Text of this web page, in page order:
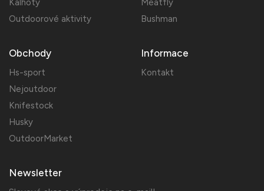
Kalhoty
Outdoorové aktivity
Meatfly
Bushman
Obchody
Hs-sport
Nejoutdoor
Knifestock
Husky
OutdoorMarket
Informace
Kontakt
Newsletter